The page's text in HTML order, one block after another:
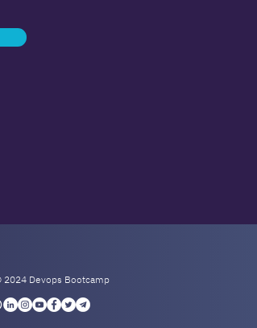
2024 Devops Bootcamp